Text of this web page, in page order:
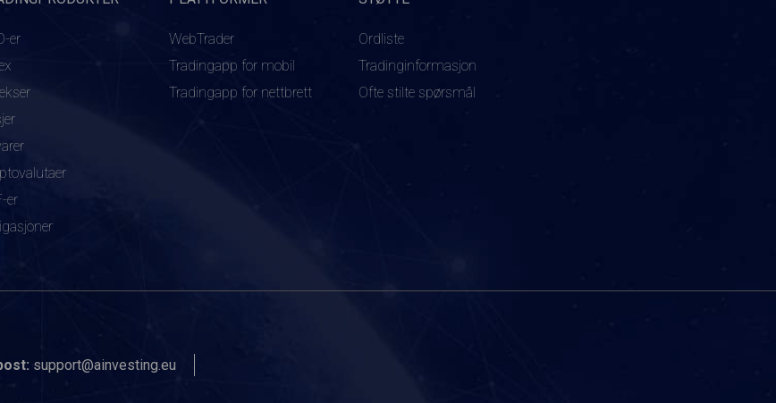
er
er
WebTrader
Tradingapp for mobil
Tradingapp for nettbrett
Ordliste
Tradinginformasjon
Ofte stilte spørsmål
support@ainvesting.eu